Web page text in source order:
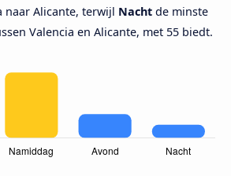
naar Alicante, terwijl Nacht de minste
Valencia en Alicante, met 55 biedt.